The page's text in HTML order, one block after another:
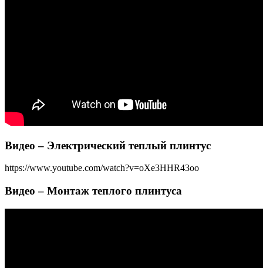
Видео – Электрический теплый плинтус
https://www.youtube.com/watch?v=oXe3HHR43oo
Видео – Монтаж теплого плинтуса